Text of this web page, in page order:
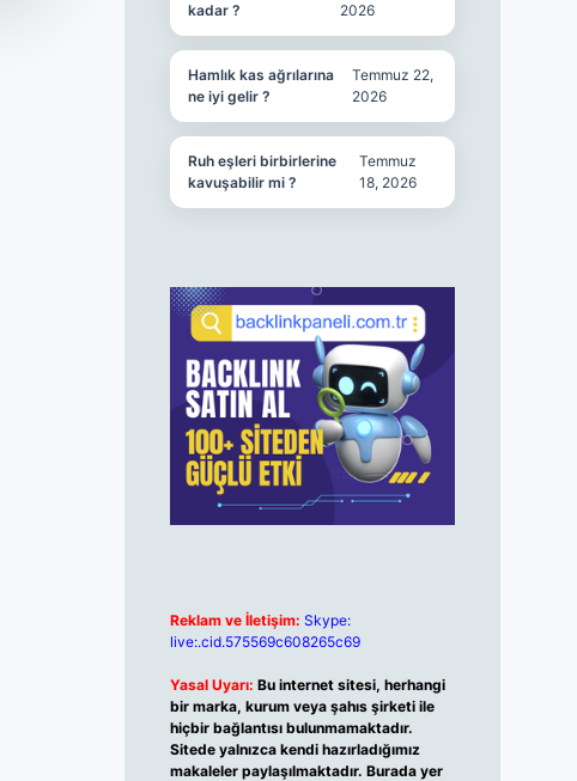
kadar ?
2026
Hamlık kas ağrılarına
ne iyi gelir ?
Temmuz 22,
2026
Ruh eşleri birbirlerine
kavuşabilir mi ?
Temmuz
18, 2026
Reklam ve İletişim: Skype:
live:.cid.575569c608265c69
Yasal Uyarı: Bu internet sitesi, herhangi
bir marka, kurum veya şahıs şirketi ile
hiçbir bağlantısı bulunmamaktadır.
Sitede yalnızca kendi hazırladığımız
makaleler paylaşılmaktadır. Burada yer